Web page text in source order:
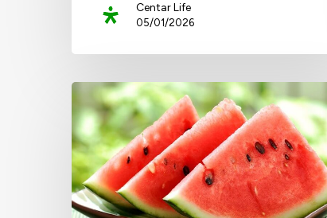
Centar Life
05/01/2026